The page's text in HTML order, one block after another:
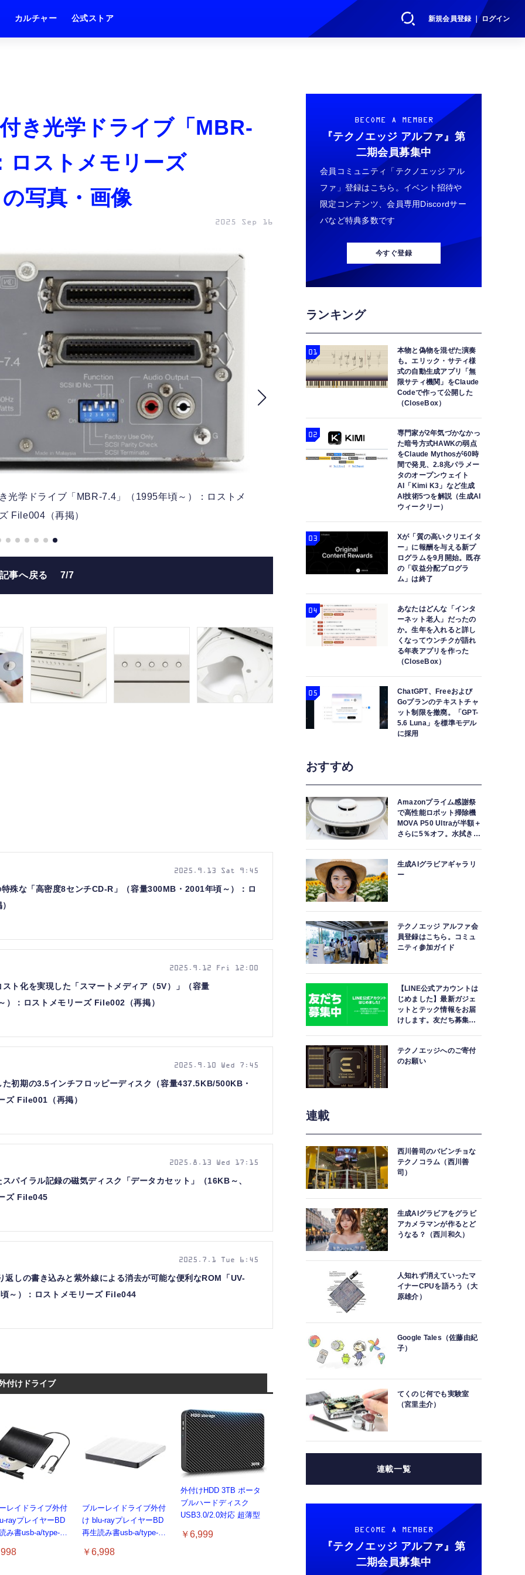
新規会員登録 ｜ ログイン
カルチャー 公式ストア
き光学ドライブ「MBR-
ロストメモリーズ
写真・画像
2025 Sep 16
光学ドライブ「MBR-7.4」（1995年頃～）：ロストメ
File004（再掲）
7連装CDチェンジャー付き光
モリーズ
事へ戻る 7/7
殊な「高密度8センチCD-R」（容量300MB・2001年頃～）：ロ
2025.9.13 Sat 9:45
ト化を実現した「スマートメディア（5V）」（容量
：ロストメモリーズ File002（再掲）
2025.9.12 Fri 12:00
初期の3.5インチフロッピーディスク（容量437.5KB/500KB・
ズ File001（再掲）
2025.9.10 Wed 7:45
パイラル記録の磁気ディスク「データカセット」（16KB～、
ズ File045
2025.8.13 Wed 17:15
返しの書き込みと紫外線による消去が可能な便利なROM「UV-
～）：ロストメモリーズ File044
2025.7.1 Tue 6:45
付けドライブ
レイドライブ外付
rayプレイヤーBD
み書usb-a/type-c
11/MAC対応 ノー
ブルーレイドライブ外付
け blu-rayプレイヤーBD
再生読み書usb-a/type-c
応Win7-11/MAC対応 ノー
￥6,998
外付けHDD 3TB ポータ
ブルハードディスク
USB3.0/2.0対応 超薄型
￥6,999
BECOME A MEMBER
『テクノエッジ アルファ』 第
二期会員募集中
会員コミュニティ「テクノエッジ アル
ファ」登録はこちら。イベント招待や
限定コンテンツ、会員専用Discordサー
バなど特典多数です
今すぐ登録
ランキング
本物と偽物を混ぜた演奏
も。エリック・サティ様
式の自動生成アプリ「無
限サティ機関」をClaude
Codeで作って公開した
（CloseBox）
専門家が2年気づかなかっ
た暗号方式HAWKの弱点
をClaude Mythosが60時
間で発見、2.8兆パラメー
タのオープンウェイト
AI「Kimi K3」など生成
AI技術5つを解説（生成AI
ウィークリー）
Xが「質の高いクリエイタ
ー」に報酬を与える新プ
ログラムを9月開始。既存
の「収益分配プログラ
ム」は終了
あなたはどんな「インタ
ーネット老人」だったの
か。生年を入れると詳し
くなってウンチクが語れ
る年表アプリを作った
（CloseBox）
ChatGPT、Freeおよび
Goプランのテキストチャ
ット制限を撤廃。「GPT-
5.6 Luna」を標準モデル
に採用
おすすめ
Amazonプライム感謝祭
で高性能ロボット掃除機
MOVA P50 Ultraが半額＋
さらに5％オフ。水拭きモ
生成AIグラビアギャラリ
ー
テクノエッジ アルファ会
員登録はこちら。コミュ
ニティ参加ガイド
【LINE公式アカウントは
じめました】最新ガジェ
ットとテック情報をお届
けします。友だち募集
テクノエッジへのご寄付
のお願い
連載
西川善司のバビンチョな
テクノコラム（西川善
司）
生成AIグラビアをグラビ
アカメラマンが作るとど
うなる？（西川和久）
人知れず消えていったマ
イナーCPUを語ろう（大
原雄介）
Google Tales（佐藤由紀
子）
てくのじ何でも実験室
（宮里圭介）
連載一覧
BECOME A MEMBER
『テクノエッジ アルファ』 第
二期会員募集中